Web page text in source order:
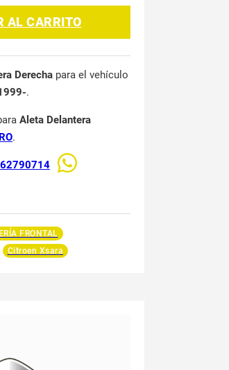
AL CARRITO
Derecha para el vehículo
.
Aleta Delantera
.
FRONTAL
Citroen Xsara